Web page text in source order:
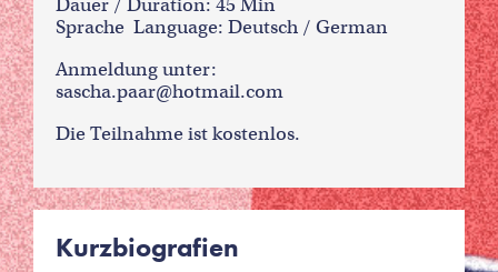
Dauer / Duration: 45 Min
Sprache Language: Deutsch / German
Anmeldung unter:
sascha.paar@hotmail.com
Die Teilnahme ist kostenlos.
Kurzbiografien